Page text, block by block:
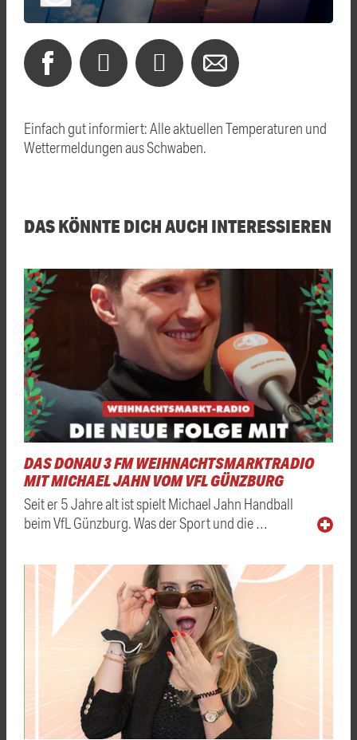
Einfach gut informiert: Alle aktuellen Temperaturen und
Wettermeldungen aus Schwaben.
DAS KÖNNTE DICH AUCH INTERESSIEREN
DAS DONAU 3 FM WEIHNACHTSMARKTRADIO
MIT MICHAEL JAHN VOM VFL GÜNZBURG
Seit er 5 Jahre alt ist spielt Michael Jahn Handball
beim VfL Günzburg. Was der Sport und die …